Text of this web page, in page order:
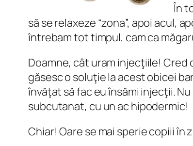
În
să se relaxeze “zona”, apoi acul,
întrebam tot timpul, cam ca
Doamne, cât uram injecţiile! Cred
găsesc o soluţie la acest obicei
învăţat să fac eu însămi injecţii.
subcutanat, cu un ac hipodermic!
Chiar! Oare se mai sperie copiii în